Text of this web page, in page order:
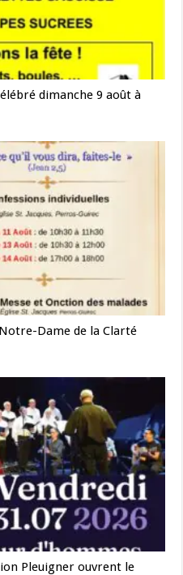
dimanche 9 août à
Notre-Dame de la Clarté
Pleuigner ouvrent le